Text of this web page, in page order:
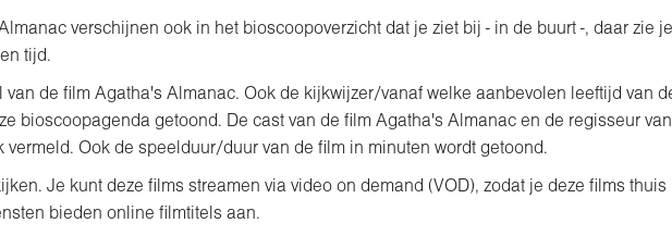
verschijnen ook in het bioscoopoverzicht dat je ziet bij - in de buurt -, daar zie
tijd.
van de film Agatha's Almanac. Ook de kijkwijzer/vanaf welke aanbevolen leeftijd van
bioscoopagenda getoond. De cast van de film Agatha's Almanac en de regisseur
Ook de speelduur/duur van de film in minuten wordt getoond.
Je kunt deze films streamen via video on demand (VOD), zodat je deze films thuis
bieden online filmtitels aan.